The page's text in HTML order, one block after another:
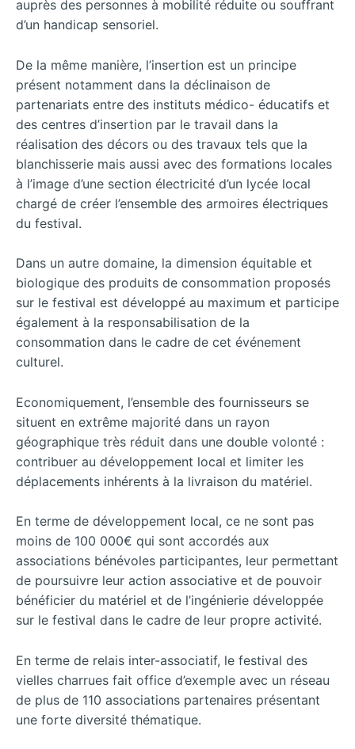
auprès des personnes à mobilité réduite ou souffrant
d’un handicap sensoriel.
De la même manière, l’insertion est un principe
présent notamment dans la déclinaison de
partenariats entre des instituts médico- éducatifs et
des centres d’insertion par le travail dans la
réalisation des décors ou des travaux tels que la
blanchisserie mais aussi avec des formations locales
à l’image d’une section électricité d’un lycée local
chargé de créer l’ensemble des armoires électriques
du festival.
Dans un autre domaine, la dimension équitable et
biologique des produits de consommation proposés
sur le festival est développé au maximum et participe
également à la responsabilisation de la
consommation dans le cadre de cet événement
culturel.
Economiquement, l’ensemble des fournisseurs se
situent en extrême majorité dans un rayon
géographique très réduit dans une double volonté :
contribuer au développement local et limiter les
déplacements inhérents à la livraison du matériel.
En terme de développement local, ce ne sont pas
moins de 100 000€ qui sont accordés aux
associations bénévoles participantes, leur permettant
de poursuivre leur action associative et de pouvoir
bénéficier du matériel et de l’ingénierie développée
sur le festival dans le cadre de leur propre activité.
En terme de relais inter-associatif, le festival des
vielles charrues fait office d’exemple avec un réseau
de plus de 110 associations partenaires présentant
une forte diversité thématique.